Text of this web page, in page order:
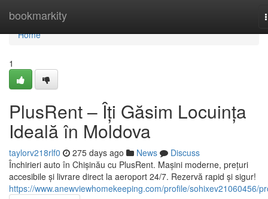
bookmarkity
Home
Home
1
PlusRent – Îți Găsim Locuința
Ideală în Moldova
taylorv218rlf0 275 days ago News
Discuss
Închirieri auto în Chișinău cu PlusRent. Mașini moderne, prețuri
accesibile și livrare direct la aeroport 24/7. Rezervă rapid și sigur!
https://www.anewviewhomekeeping.com/profile/sohixev21060456/